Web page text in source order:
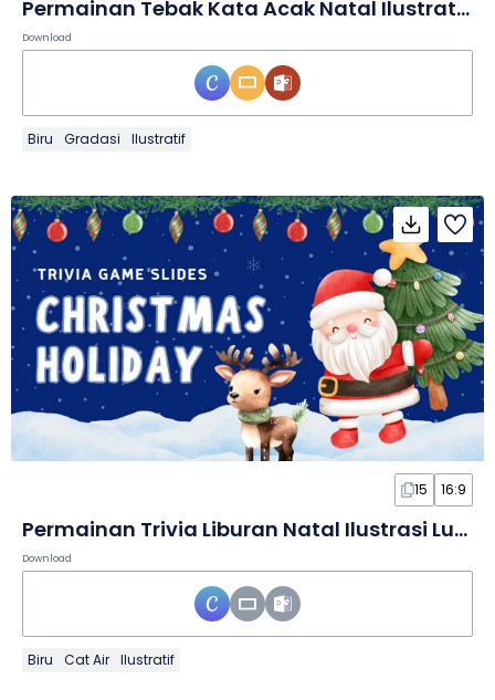
Permainan Tebak Kata Acak Natal Ilustratif dalam Slide
Download
Biru Gradasi Ilustratif
15 16:9
Permainan Trivia Liburan Natal Ilustrasi Lucu dalam Slide
Download
Biru Cat Air Ilustratif